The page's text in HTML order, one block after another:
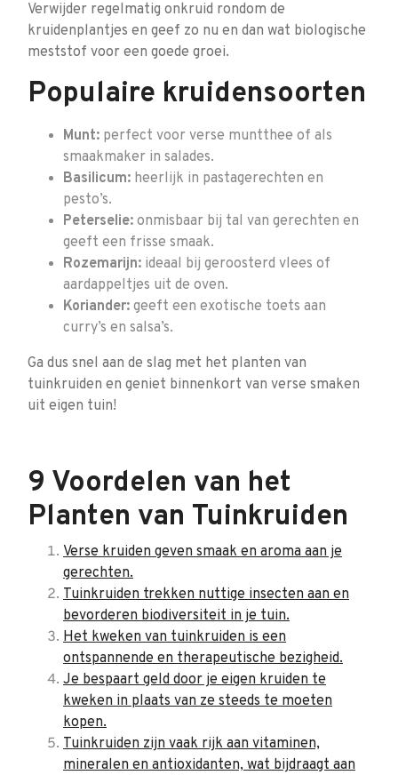
Verwijder regelmatig onkruid rondom de
kruidenplantjes en geef zo nu en dan wat biologische
meststof voor een goede groei.
Populaire kruidensoorten
Munt: perfect voor verse muntthee of als
smaakmaker in salades.
Basilicum: heerlijk in pastagerechten en
pesto’s.
Peterselie: onmisbaar bij tal van gerechten en
geeft een frisse smaak.
Rozemarijn: ideaal bij geroosterd vlees of
aardappeltjes uit de oven.
Koriander: geeft een exotische toets aan
curry’s en salsa’s.
Ga dus snel aan de slag met het planten van
tuinkruiden en geniet binnenkort van verse smaken
uit eigen tuin!
9 Voordelen van het
Planten van Tuinkruiden
Verse kruiden geven smaak en aroma aan je
gerechten.
Tuinkruiden trekken nuttige insecten aan en
bevorderen biodiversiteit in je tuin.
Het kweken van tuinkruiden is een
ontspannende en therapeutische bezigheid.
Je bespaart geld door je eigen kruiden te
kweken in plaats van ze steeds te moeten
kopen.
Tuinkruiden zijn vaak rijk aan vitaminen,
mineralen en antioxidanten, wat bijdraagt aan